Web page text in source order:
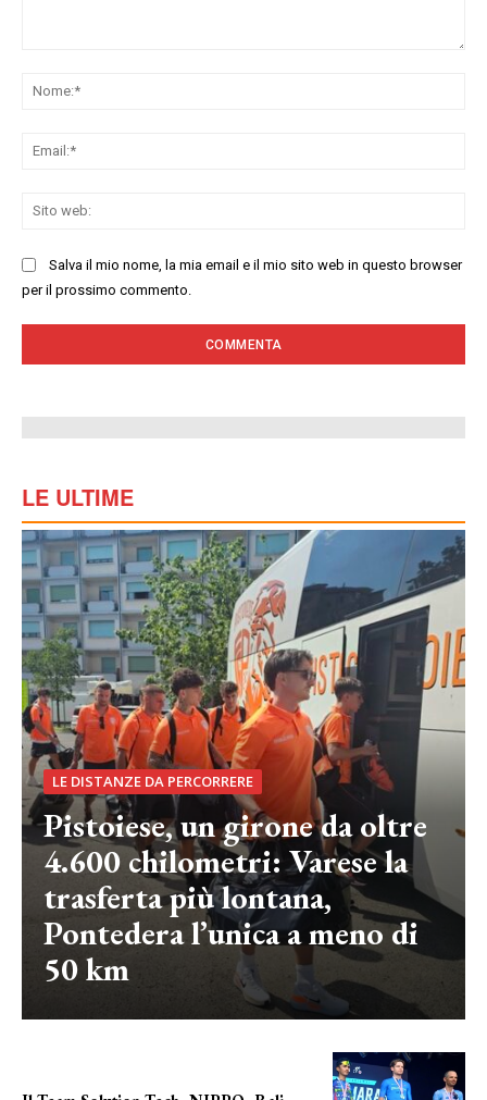
Salva il mio nome, la mia email e il mio sito web in questo browser
per il prossimo commento.
LE ULTIME
LE DISTANZE DA PERCORRERE
Pistoiese, un girone da oltre
4.600 chilometri: Varese la
trasferta più lontana,
Pontedera l’unica a meno di
50 km